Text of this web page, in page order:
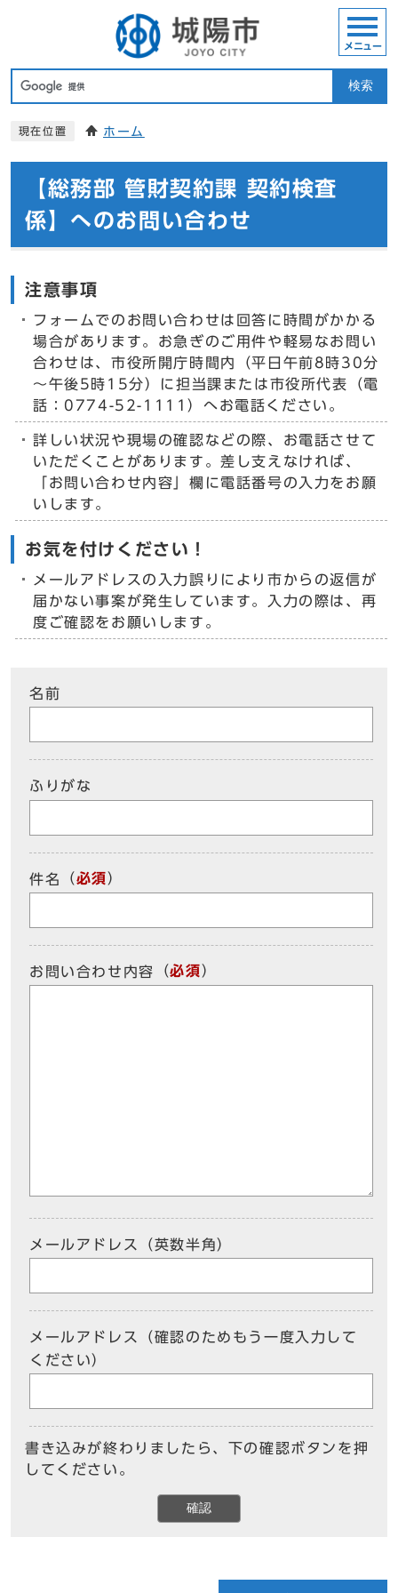
検索
メニュー
現在位置 ホーム
【総務部 管財契約課 契約検査
係】へのお問い合わせ
注意事項
フォームでのお問い合わせは回答に時間がかかる
場合があります。お急ぎのご用件や軽易なお問い
合わせは、市役所開庁時間内（平日午前8時30分
～午後5時15分）に担当課または市役所代表（電
話：0774-52-1111）へお電話ください。
詳しい状況や現場の確認などの際、お電話させて
いただくことがあります。差し支えなければ、
「お問い合わせ内容」欄に電話番号の入力をお願
いします。
お気を付けください！
メールアドレスの入力誤りにより市からの返信が
届かない事案が発生しています。入力の際は、再
度ご確認をお願いします。
名前
ふりがな
件名 （必須）
お問い合わせ内容 （必須）
メールアドレス（英数半角）
メールアドレス（確認のためもう一度入力して
ください）
書き込みが終わりましたら、下の確認ボタンを押
してください。
確認